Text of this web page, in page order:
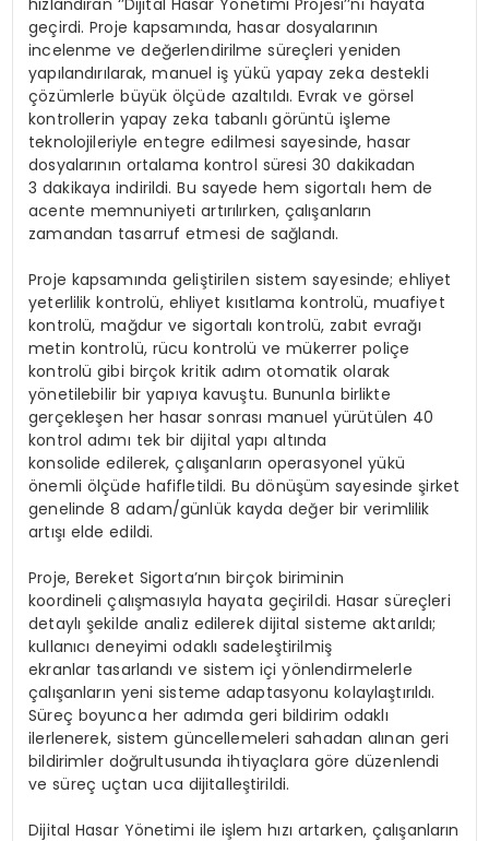
hızlandıran ‘’Dijital Hasar Yönetimi Projesi’’ni hayata
geçirdi. Proje kapsamında, hasar dosyalarının
incelenme ve değerlendirilme süreçleri yeniden
yapılandırılarak, manuel iş yükü yapay zeka destekli
çözümlerle büyük ölçüde azaltıldı. Evrak ve görsel
kontrollerin yapay zeka tabanlı görüntü işleme
teknolojileriyle entegre edilmesi sayesinde, hasar
dosyalarının ortalama kontrol süresi 30 dakikadan
3 dakikaya indirildi. Bu sayede hem sigortalı hem de
acente memnuniyeti artırılırken, çalışanların
zamandan tasarruf etmesi de sağlandı.
Proje kapsamında geliştirilen sistem sayesinde; ehliyet
yeterlilik kontrolü, ehliyet kısıtlama kontrolü, muafiyet
kontrolü, mağdur ve sigortalı kontrolü, zabıt evrağı
metin kontrolü, rücu kontrolü ve mükerrer poliçe
kontrolü gibi birçok kritik adım otomatik olarak
yönetilebilir bir yapıya kavuştu. Bununla birlikte
gerçekleşen her hasar sonrası manuel yürütülen 40
kontrol adımı tek bir dijital yapı altında
konsolide edilerek, çalışanların operasyonel yükü
önemli ölçüde hafifletildi. Bu dönüşüm sayesinde şirket
genelinde 8 adam/günlük kayda değer bir verimlilik
artışı elde edildi.
Proje, Bereket Sigorta’nın birçok biriminin
koordineli çalışmasıyla hayata geçirildi. Hasar süreçleri
detaylı şekilde analiz edilerek dijital sisteme aktarıldı;
kullanıcı deneyimi odaklı sadeleştirilmiş
ekranlar tasarlandı ve sistem içi yönlendirmelerle
çalışanların yeni sisteme adaptasyonu kolaylaştırıldı.
Süreç boyunca her adımda geri bildirim odaklı
ilerlenerek, sistem güncellemeleri sahadan alınan geri
bildirimler doğrultusunda ihtiyaçlara göre düzenlendi
ve süreç uçtan uca dijitalleştirildi.
Dijital Hasar Yönetimi ile işlem hızı artarken, çalışanların